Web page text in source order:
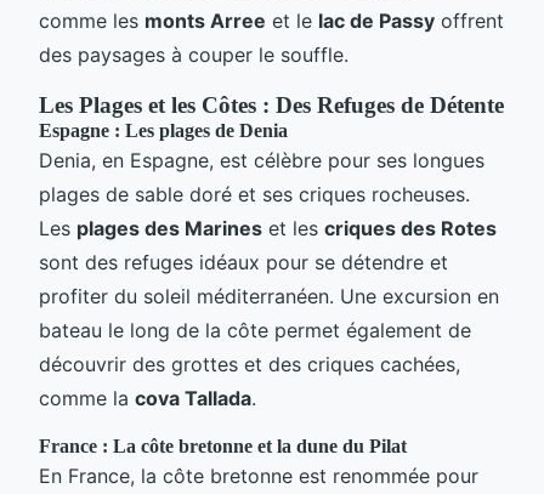
comme les monts Arree et le lac de Passy offrent
des paysages à couper le souffle.
Les Plages et les Côtes : Des Refuges de Détente
Espagne : Les plages de Denia
Denia, en Espagne, est célèbre pour ses longues
plages de sable doré et ses criques rocheuses.
Les plages des Marines et les criques des Rotes
sont des refuges idéaux pour se détendre et
profiter du soleil méditerranéen. Une excursion en
bateau le long de la côte permet également de
découvrir des grottes et des criques cachées,
comme la cova Tallada.
France : La côte bretonne et la dune du Pilat
En France, la côte bretonne est renommée pour